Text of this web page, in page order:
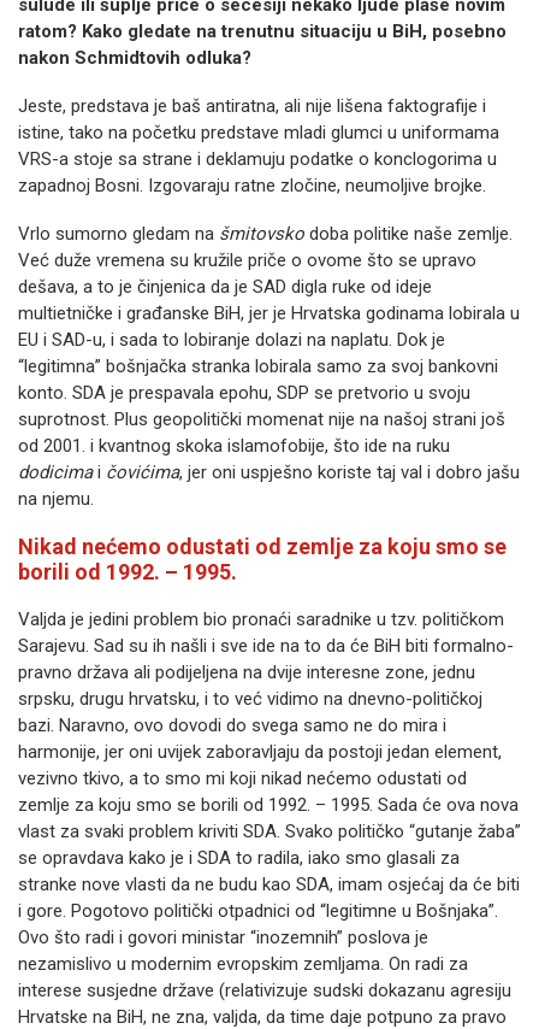
sulude ili šuplje priče o secesiji nekako ljude plaše novim
ratom? Kako gledate na trenutnu situaciju u BiH, posebno
nakon Schmidtovih odluka?
Jeste, predstava je baš antiratna, ali nije lišena faktografije i
istine, tako na početku predstave mladi glumci u uniformama
VRS-a stoje sa strane i deklamuju podatke o konclogorima u
zapadnoj Bosni. Izgovaraju ratne zločine, neumoljive brojke.
Vrlo sumorno gledam na šmitovsko doba politike naše zemlje.
Već duže vremena su kružile priče o ovome što se upravo
dešava, a to je činjenica da je SAD digla ruke od ideje
multietničke i građanske BiH, jer je Hrvatska godinama lobirala u
EU i SAD-u, i sada to lobiranje dolazi na naplatu. Dok je
“legitimna” bošnjačka stranka lobirala samo za svoj bankovni
konto. SDA je prespavala epohu, SDP se pretvorio u svoju
suprotnost. Plus geopolitički momenat nije na našoj strani još
od 2001. i kvantnog skoka islamofobije, što ide na ruku
dodicimai čovićima, jer oni uspješno koriste taj val i dobro jašu
na njemu.
Nikad nećemo odustati od zemlje za koju smo se
borili od 1992. – 1995.
Valjda je jedini problem bio pronaći saradnike u tzv. političkom
Sarajevu. Sad su ih našli i sve ide na to da će BiH biti formalno-
pravno država ali podijeljena na dvije interesne zone, jednu
srpsku, drugu hrvatsku, i to već vidimo na dnevno-političkoj
bazi. Naravno, ovo dovodi do svega samo ne do mira i
harmonije, jer oni uvijek zaboravljaju da postoji jedan element,
vezivno tkivo, a to smo mi koji nikad nećemo odustati od
zemlje za koju smo se borili od 1992. – 1995. Sada će ova nova
vlast za svaki problem kriviti SDA. Svako političko “gutanje žaba”
se opravdava kako je i SDA to radila, iako smo glasali za
stranke nove vlasti da ne budu kao SDA, imam osjećaj da će biti
i gore. Pogotovo politički otpadnici od “legitimne u Bošnjaka”.
Ovo što radi i govori ministar “inozemnih” poslova je
nezamislivo u modernim evropskim zemljama. On radi za
interese susjedne države (relativizuje sudski dokazanu agresiju
Hrvatske na BiH, ne zna, valjda, da time daje potpuno za pravo